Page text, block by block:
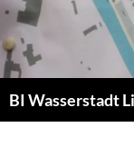
Zum
Inhalt
springen
BI Wasserstadt